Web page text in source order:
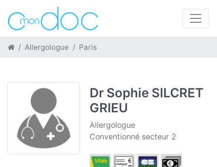
Allergologue Paris
Dr Sophie SILCRET
GRIEU
Allergologue
Conventionné secteur 2